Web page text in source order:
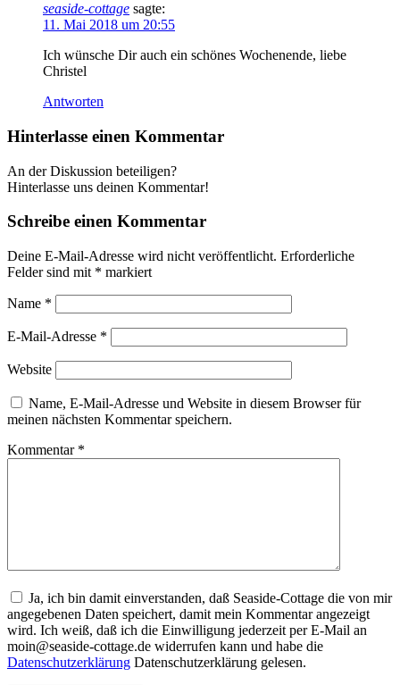
seaside-cottage sagte:
11. Mai 2018 um 20:55
Ich wünsche Dir auch ein schönes Wochenende, liebe
Christel
Antworten
Hinterlasse einen Kommentar
An der Diskussion beteiligen?
Hinterlasse uns deinen Kommentar!
Schreibe einen Kommentar
Deine E-Mail-Adresse wird nicht veröffentlicht. Erforderliche
Felder sind mit * markiert
Name *
E-Mail-Adresse *
Website
Name, E-Mail-Adresse und Website in diesem Browser für
meinen nächsten Kommentar speichern.
Kommentar *
Ja, ich bin damit einverstanden, daß Seaside-Cottage die von mir
angegebenen Daten speichert, damit mein Kommentar angezeigt
wird. Ich weiß, daß ich die Einwilligung jederzeit per E-Mail an
moin@seaside-cottage.de widerrufen kann und habe die
Datenschutzerklärung Datenschutzerklärung gelesen.